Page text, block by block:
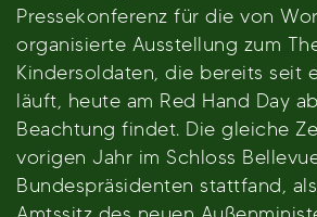
Pressekonferenz für die von
organisierte Ausstellung zum
Kindersoldaten, die bereits seit
läuft, heute am Red Hand Day
Beachtung findet. Die gleiche
vorigen Jahr im Schloss
Bundespräsidenten stattfand,